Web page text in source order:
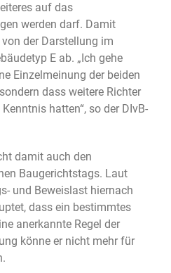
auf das
werden darf. Damit
der Darstellung im
E ab. „Ich gehe
Einzelmeinung der beiden
dass weitere Richter
hatten“, so der DIvB-
damit auch den
Baugerichtstags. Laut
und Beweislast hiernach
dass ein bestimmtes
anerkannte Regel der
könne er nicht mehr für